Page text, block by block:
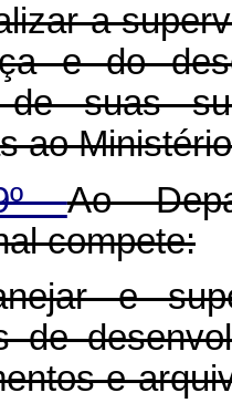
a
e do
de suas
ao
Ao
compete:
e
de
e